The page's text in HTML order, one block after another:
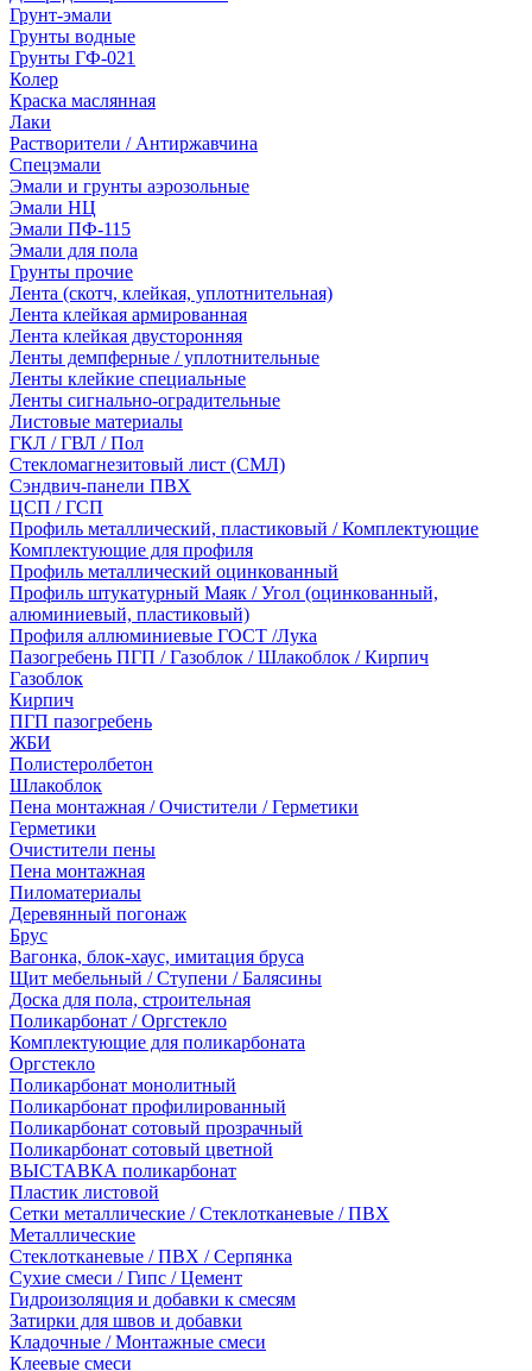
Грунт-эмали
Грунты водные
Грунты ГФ-021
Колер
Краска маслянная
Лаки
Растворители / Антиржавчина
Спецэмали
Эмали и грунты аэрозольные
Эмали НЦ
Эмали ПФ-115
Эмали для пола
Грунты прочие
Лента (скотч, клейкая, уплотнительная)
Лента клейкая армированная
Лента клейкая двусторонняя
Ленты демпферные / уплотнительные
Ленты клейкие специальные
Ленты сигнально-оградительные
Листовые материалы
ГКЛ / ГВЛ / Пол
Стекломагнезитовый лист (СМЛ)
Сэндвич-панели ПВХ
ЦСП / ГСП
Профиль металлический, пластиковый / Комплектующие
Комплектующие для профиля
Профиль металлический оцинкованный
Профиль штукатурный Маяк / Угол (оцинкованный,
алюминиевый, пластиковый)
Профиля аллюминиевые ГОСТ /Лука
Пазогребень ПГП / Газоблок / Шлакоблок / Кирпич
Газоблок
Кирпич
ПГП пазогребень
ЖБИ
Полистеролбетон
Шлакоблок
Пена монтажная / Очистители / Герметики
Герметики
Очистители пены
Пена монтажная
Пиломатериалы
Деревянный погонаж
Брус
Вагонка, блок-хаус, имитация бруса
Щит мебельный / Ступени / Балясины
Доска для пола, строительная
Поликарбонат / Оргстекло
Комплектующие для поликарбоната
Оргстекло
Поликарбонат монолитный
Поликарбонат профилированный
Поликарбонат сотовый прозрачный
Поликарбонат сотовый цветной
ВЫСТАВКА поликарбонат
Пластик листовой
Сетки металлические / Стеклотканевые / ПВХ
Металлические
Стеклотканевые / ПВХ / Серпянка
Сухие смеси / Гипс / Цемент
Гидроизоляция и добавки к смесям
Затирки для швов и добавки
Кладочные / Монтажные смеси
Клеевые смеси